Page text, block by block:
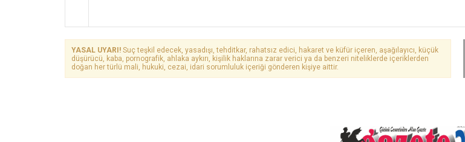
YASAL UYARI! Suç teşkil edecek, yasadışı, tehditkar, rahatsız edici, hakaret ve küfür içeren, aşağılayıcı, küçük
düşürücü, kaba, pornografik, ahlaka aykırı, kişilik haklarına zarar verici ya da benzeri niteliklerde içeriklerden
doğan her türlü mali, hukuki, cezai, idari sorumluluk içeriği gönderen kişiye aittir.